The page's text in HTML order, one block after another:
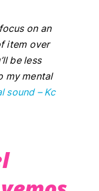
on an
item over
be less
my mental
sound – Kc